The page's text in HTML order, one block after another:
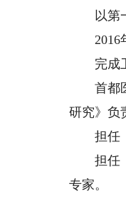
以第一
2016年
完成卫
首都医
研究》负
担任《
担任《
专家。